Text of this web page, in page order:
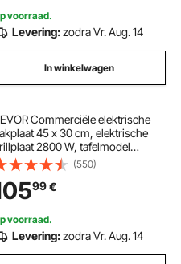
voorraad.
Levering:zodra Vr. Aug. 14
In winkelwagen
Commerciële elektrische
45 x 30 cm, elektrische
2800 W, tafelmodel
50–300 °C met 2 spatels,
borstels en 4 voetjes, bakplaat
steaks en pannenkoeken
(550)
99€
voorraad.
Levering:zodra Vr. Aug. 14